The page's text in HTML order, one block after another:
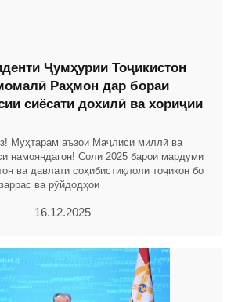
Ҷумҳурии Тоҷикистон
Раҳмон дар бораи
сиёсати дохилӣ ва хориҷии
Муҳтарам аъзои Маҷлиси миллӣ ва
намояндагон! Соли 2025 барои мардуми
ва давлати соҳибистиқлоли тоҷикон бо
ва рӯйдодҳои
16.12.2025